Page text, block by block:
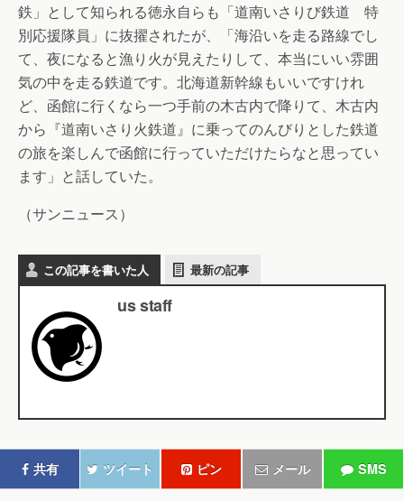
鉄」として知られる徳永自らも「道南いさりび鉄道 特
別応援隊員」に抜擢されたが、「海沿いを走る路線でし
て、夜になると漁り火が見えたりして、本当にいい雰囲
気の中を走る鉄道です。北海道新幹線もいいですけれ
ど、函館に行くなら一つ手前の木古内で降りて、木古内
から『道南いさり火鉄道』に乗ってのんびりとした鉄道
の旅を楽しんで函館に行っていただけたらなと思ってい
ます」と話していた。
（サンニュース）
この記事を書いた人 最新の記事
us staff
共有 ツイート ピン メール SMS